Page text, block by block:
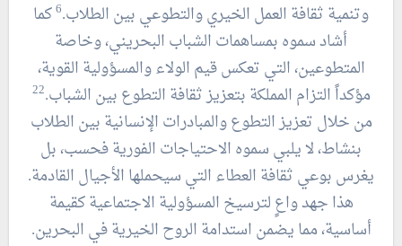
وتنمية ثقافة العمل الخيري والتطوعي بين الطلاب.6كما
أشاد سموه بمساهمات الشباب البحريني، وخاصة
المتطوعين، التي تعكس قيم الولاء والمسؤولية القوية،
مؤكداً التزام المملكة بتعزيز ثقافة التطوع بين الشباب.22
من خلال تعزيز التطوع والمبادرات الإنسانية بين الطلاب
بنشاط، لا يلبي سموه الاحتياجات الفورية فحسب، بل
يغرس بوعي ثقافة العطاء التي سيحملها الأجيال القادمة.
هذا جهد واعٍ لترسيخ المسؤولية الاجتماعية كقيمة
أساسية، مما يضمن استدامة الروح الخيرية في البحرين.